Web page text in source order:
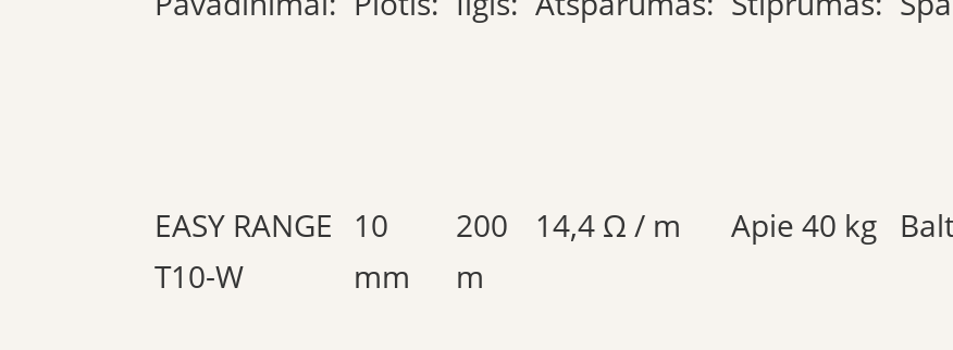
EASY RANGE
T10-W
10
mm
200
m
14,4 Ω / m Apie 40 kg